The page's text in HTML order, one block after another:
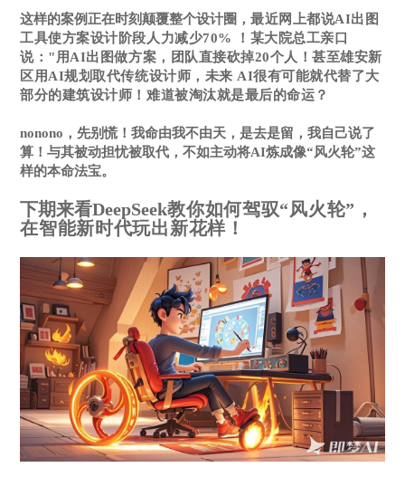
这样的案例正在时刻颠覆整个设计圈 ，最近网上都说AI出图
工具使方案设计阶段人力减少70% ！某大院总工亲口
说："用AI出图做方案，团队直接砍掉20个人！甚至雄安新
区用AI规划取代传统设计师，未来 AI很有可能就代替了大
部分的建筑设计师！ 难道被淘汰就是最后的命运？
nonono，先别慌！我命由我不由天，是去是留，我自己说了
算！与其被动担忧被取代，不如主动将AI炼成像“风火轮”这
样的本命法宝。
下期来看DeepSeek教你如何驾驭“风火轮”，
在智能新时代玩出新花样！